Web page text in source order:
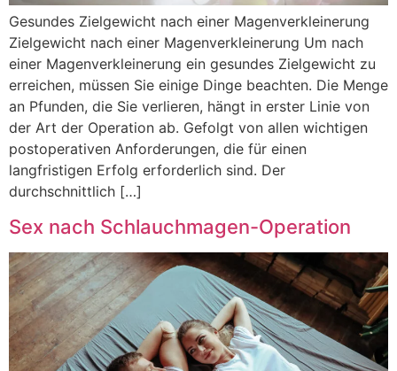
Gesundes Zielgewicht nach einer Magenverkleinerung
Zielgewicht nach einer Magenverkleinerung Um nach
einer Magenverkleinerung ein gesundes Zielgewicht zu
erreichen, müssen Sie einige Dinge beachten. Die Menge
an Pfunden, die Sie verlieren, hängt in erster Linie von
der Art der Operation ab. Gefolgt von allen wichtigen
postoperativen Anforderungen, die für einen
langfristigen Erfolg erforderlich sind. Der
durchschnittlich […]
Sex nach Schlauchmagen-Operation